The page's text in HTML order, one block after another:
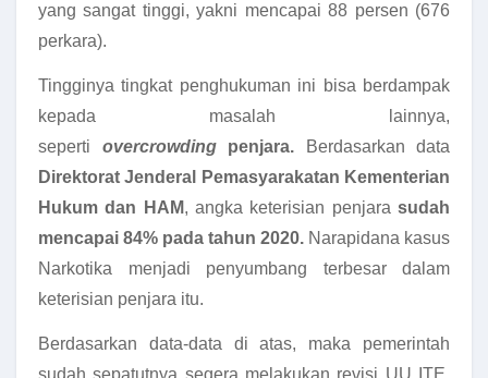
yang sangat tinggi, yakni mencapai 88 persen (676
perkara).
Tingginya tingkat penghukuman ini bisa berdampak
kepada masalah lainnya,
seperti overcrowding penjara. Berdasarkan data
Direktorat Jenderal Pemasyarakatan Kementerian
Hukum dan HAM, angka keterisian penjarasudah
mencapai 84% pada tahun 2020. Narapidana kasus
Narkotika menjadi penyumbang terbesar dalam
keterisian penjara itu.
Berdasarkan data-data di atas, maka pemerintah
sudah sepatutnya segera melakukan revisi UU ITE.